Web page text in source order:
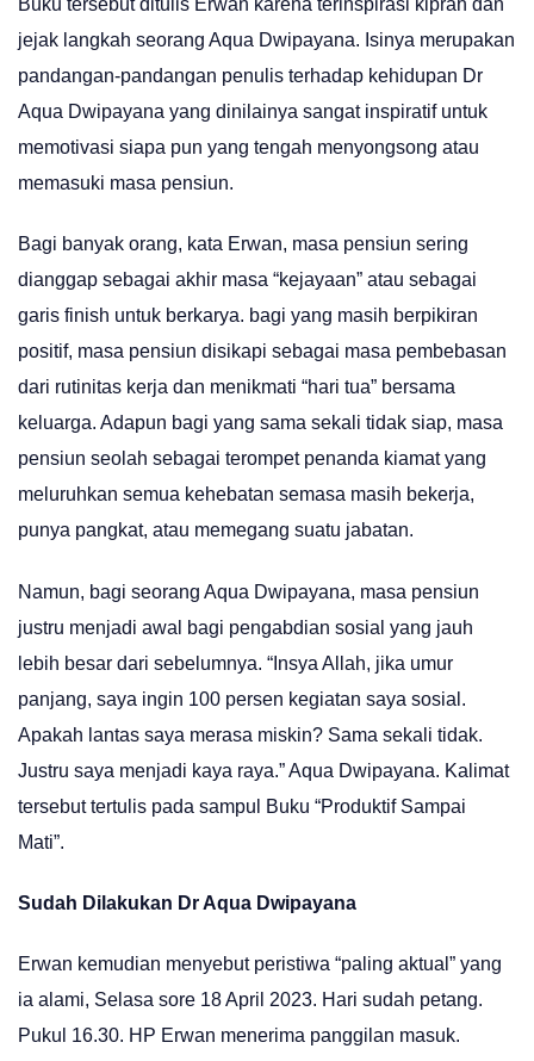
jejak langkah seorang Aqua Dwipayana. Isinya merupakan
pandangan-pandangan penulis terhadap kehidupan Dr
Aqua Dwipayana yang dinilainya sangat inspiratif untuk
memotivasi siapa pun yang tengah menyongsong atau
memasuki masa pensiun.
Bagi banyak orang, kata Erwan, masa pensiun sering
dianggap sebagai akhir masa “kejayaan” atau sebagai
garis finish untuk berkarya. bagi yang masih berpikiran
positif, masa pensiun disikapi sebagai masa pembebasan
dari rutinitas kerja dan menikmati “hari tua” bersama
keluarga. Adapun bagi yang sama sekali tidak siap, masa
pensiun seolah sebagai terompet penanda kiamat yang
meluruhkan semua kehebatan semasa masih bekerja,
punya pangkat, atau memegang suatu jabatan.
Namun, bagi seorang Aqua Dwipayana, masa pensiun
justru menjadi awal bagi pengabdian sosial yang jauh
lebih besar dari sebelumnya. “Insya Allah, jika umur
panjang, saya ingin 100 persen kegiatan saya sosial.
Apakah lantas saya merasa miskin? Sama sekali tidak.
Justru saya menjadi kaya raya.” Aqua Dwipayana. Kalimat
tersebut tertulis pada sampul Buku “Produktif Sampai
Mati”.
Sudah Dilakukan Dr Aqua Dwipayana
Erwan kemudian menyebut peristiwa “paling aktual” yang
ia alami, Selasa sore 18 April 2023. Hari sudah petang.
Pukul 16.30. HP Erwan menerima panggilan masuk.